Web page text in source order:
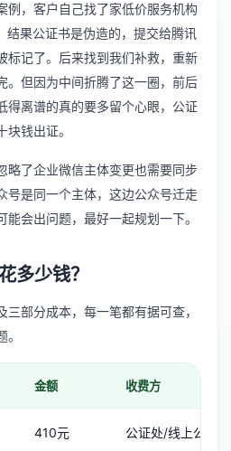
例，客户自己找了家低价服务机构
果公证书是伪造的，提交给腾讯
标记了。后来找到我们补救，重新
。但因为中间折腾了这一圈，前后
得离谱的真的要多留个心眼，公证
钱出证。
略了企业微信主体变更也需要同步
号是同一个主体，这边公众号迁走
会出问题，最好一起规划一下。
多少钱？
部分成本，每一笔都有据可查，
金额 收费方
410元 公证处/线上公证